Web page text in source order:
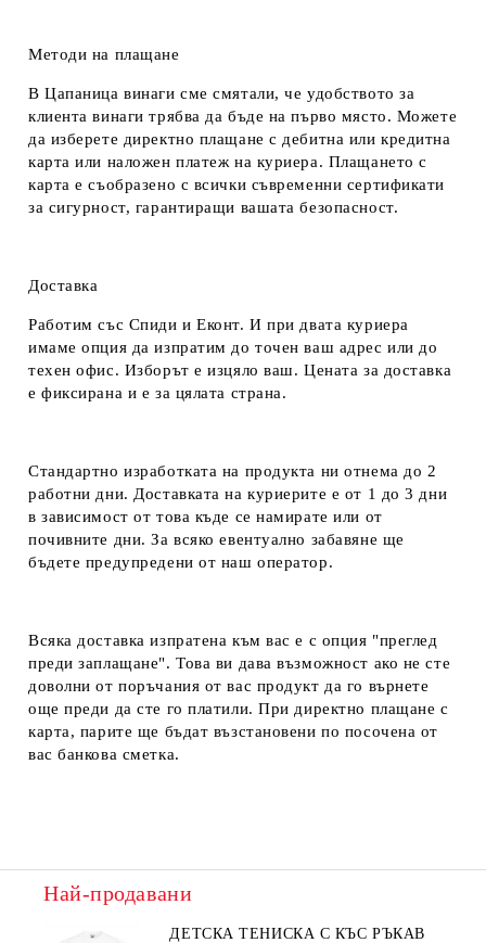
Методи на плащане
В Цапаница винаги сме смятали, че удобството за
клиента винаги трябва да бъде на първо място. Можете
да изберете директно плащане с дебитна или кредитна
карта или наложен платеж на куриера. Плащането с
карта е съобразено с всички съвременни сертификати
за сигурност, гарантиращи вашата безопасност.
Доставка
Работим със Спиди и Еконт. И при двата куриера
имаме опция да изпратим до точен ваш адрес или до
техен офис. Изборът е изцяло ваш. Цената за доставка
е фиксирана и е за цялата страна.
Стандартно изработката на продукта ни отнема до 2
работни дни. Доставката на куриерите е от 1 до 3 дни
в зависимост от това къде се намирате или от
почивните дни. За всяко евентуално забавяне ще
бъдете предупредени от наш оператор.
Всяка доставка изпратена към вас е с опция "преглед
преди заплащане". Това ви дава възможност ако не сте
доволни от поръчания от вас продукт да го върнете
още преди да сте го платили. При директно плащане с
карта, парите ще бъдат възстановени по посочена от
вас банкова сметка.
Най-продавани
ДЕТСКА ТЕНИСКА С КЪС РЪКАВ